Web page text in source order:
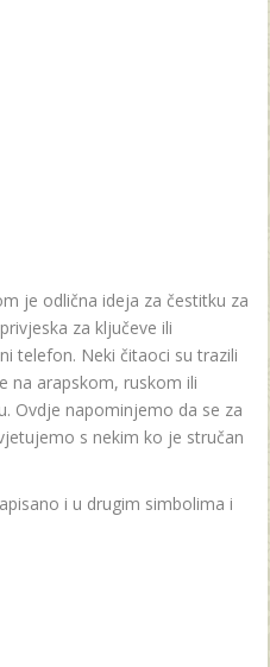
je odlična ideja za čestitku za
za ključeve ili
telefon. Neki čitaoci su trazili
na arapskom, ruskom ili
Ovdje napominjemo da se za
s nekim ko je stručan
i u drugim simbolima i